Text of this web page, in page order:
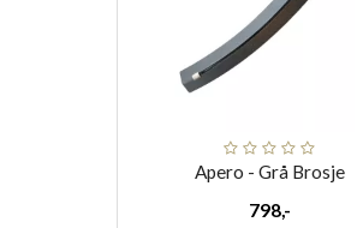
Apero - Grå Brosje
798,-